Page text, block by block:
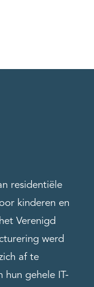
residentiële
kinderen en
Verenigd
werd
af te
hun gehele IT-